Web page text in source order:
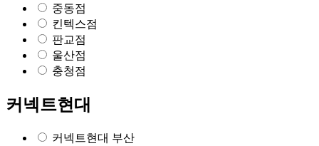
중동점
킨텍스점
판교점
울산점
충청점
커넥트현대
커넥트현대 부산